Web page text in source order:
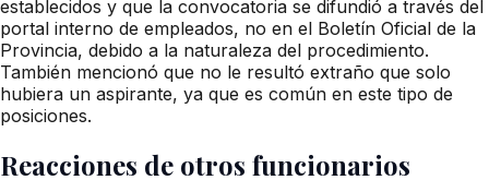
establecidos y que la convocatoria se difundió a través del
portal interno de empleados, no en el Boletín Oficial de la
Provincia, debido a la naturaleza del procedimiento.
También mencionó que no le resultó extraño que solo
hubiera un aspirante, ya que es común en este tipo de
posiciones.
Reacciones de otros funcionarios